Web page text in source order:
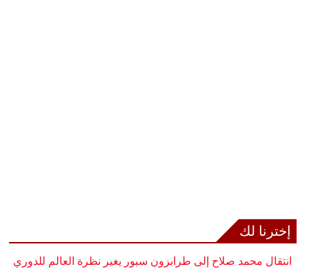
إخترنا لك
انتقال محمد صلاح إلى طرابزون سبور يغير نظرة العالم للدوري